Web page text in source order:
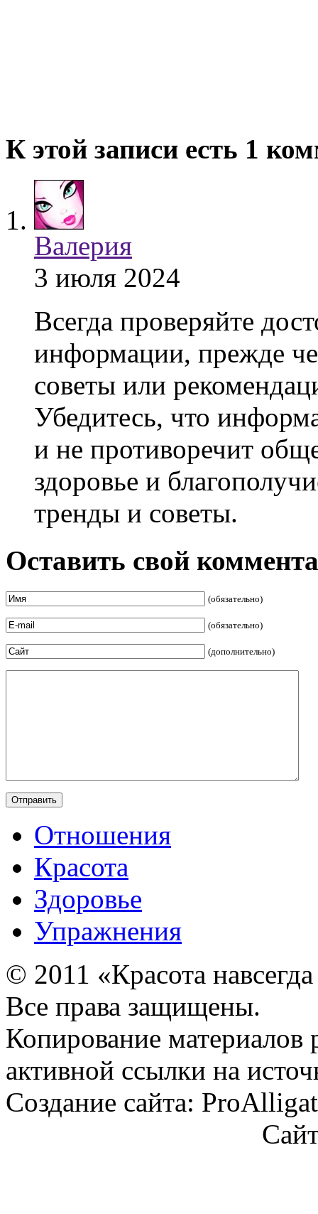
К этой записи есть 1
Валерия
3 июля 2024
Всегда проверяйте
информации, прежде
советы или
Убедитесь, что
и не противоречит
здоровье и
тренды и советы.
Оставить свой
(обязательно)
(обязательно)
(дополнительно)
Отношения
Красота
Здоровье
Упражнения
© 2011 «Красота
Все права защищены.
Копирование материалов
активной ссылки на
Создание сайта: